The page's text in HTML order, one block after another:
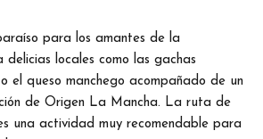
para los amantes de la
delicias locales como las gachas
el queso manchego acompañado de un
de Origen La Mancha. La ruta de
una actividad muy recomendable para